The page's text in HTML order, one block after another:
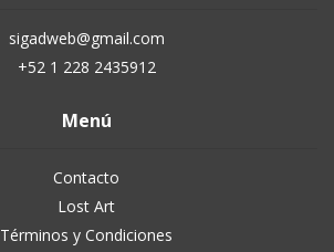
sigadweb@gmail.com
+52 1 228 2435912
Menú
Contacto
Lost Art
Términos y Condiciones